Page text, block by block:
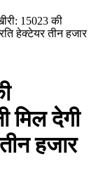
15023 की
हेक्टेयर तीन हजार
मिल देगी
हजार